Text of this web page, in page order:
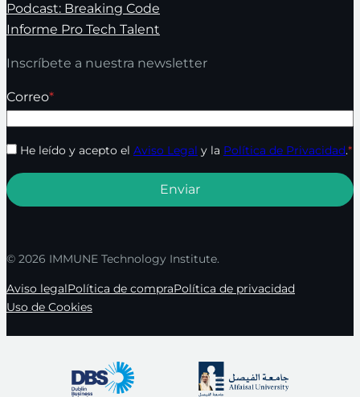
Podcast: Breaking Code
Informe Pro Tech Talent
Inscríbete a nuestra newsletter
Correo*
He leído y acepto el Aviso Legal y la Política de Privacidad.*
© 2026 IMMUNE Technology Institute.
Aviso legalPolítica de compraPolítica de privacidad
Uso de Cookies